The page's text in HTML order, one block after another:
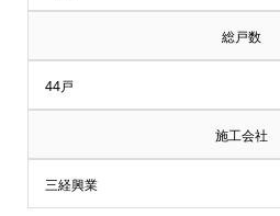
中
♪
マ
ン
総戸数
44戸
施工会社
三経興業